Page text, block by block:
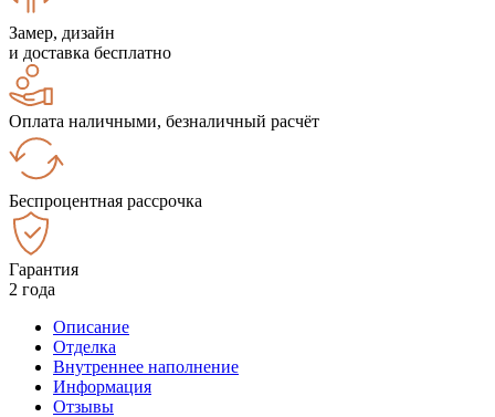
Замер, дизайн
и доставка бесплатно
Оплата наличными, безналичный расчёт
Беспроцентная рассрочка
Гарантия
2 года
Описание
Отделка
Внутреннее наполнение
Информация
Отзывы